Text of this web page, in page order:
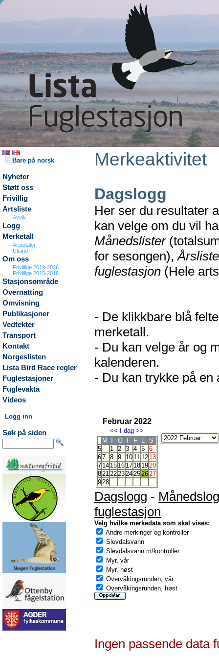
Bare på norsk
Nyheter
Støtt oss
Frivillig
Artsliste
Avvik
Logg
Merketall
Årstotaler
Utland
Om oss
Frivillige 2019-2026
Frivillige 2015-2018
Stasjonsområde
Overnatting
Omvisning
Publikasjoner
Vedtekter
Transport
Kontakt
Norgeslisten
Lista Bird Race regler
Fuglestasjoner
Fuglevakta
Videos
Logg inn
Søk på siden
Merkeaktivitet
Dagslogg
Her ser du resultater
kan velge om du vil
Månedslister
for sesongen),
fuglestasjon (Hele
- De klikkbare blå
merketall.
- Du kan velge år og
kalenderen.
- Du kan trykke på en
Februar 2022
<< I dag >>
M T O T F L
S
5
1 2 3 4 5 6
67 8 9 10 11 12 13
7 14 15 16 17 18 1920
821222324252627
928
Dagslogg -
fuglestasjon
Velg hvilke merkedata som skal vises:
Andre merkinger og kontroller
Slevdalsvann
Slevdalsvann m/kontroller
Myr, vår
Myr, høst
Overvåkingsrunden, vår
Overvåkingsrunden, høst
Ingen passende data